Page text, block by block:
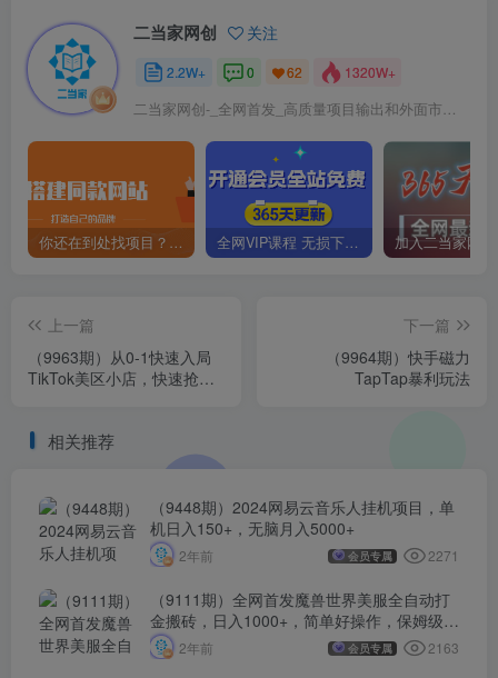
二当家网创 关注
2.2W+ 0 62 1320W+
你还在到处找项目？还在当韭菜？我靠卖项目一个月收入5万+，曾经我也是个失败者。 全网VIP课程 无损下载~
上一篇
（9963期）从0-1快速入局
TikTok美区小店，快速抢占
下一篇
（9964期）快手磁力
TapTap暴利玩法
相关推荐
（9448期）2024网易云音乐人挂机项目，单
机日入150+，无脑月入5000+
2年前 会员专属 2271
（9111期）全网首发魔兽世界美服全自动打
金搬砖，日入1000+，简单好操作，保姆级教
学
2年前 会员专属 2163